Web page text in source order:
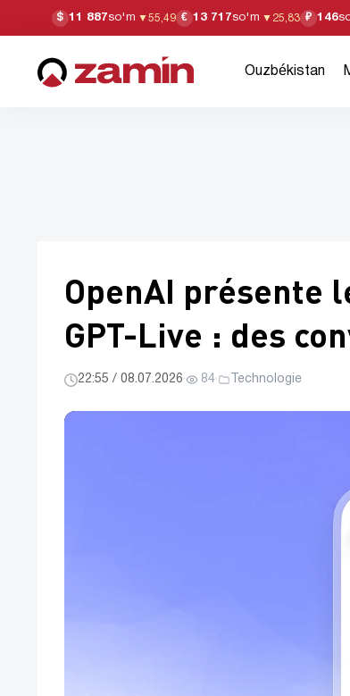
$ 11 887so'm ▼55,49 € 13 717so'm ▼ 25,83 ₽ 146
Ouzbékistan
OpenAI présente
GPT-Live : des
22:55 / 08.07.2026· 84· Technologie